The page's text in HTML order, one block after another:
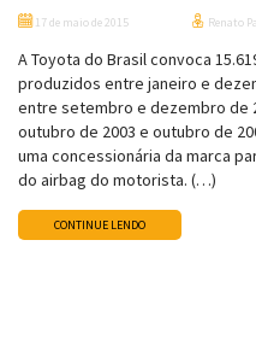
17 de maio de 2015 Renato
A Toyota do Brasil convoca
produzidos entre janeiro e
entre setembro e dezembro de
outubro de 2003 e outubro de
uma concessionária da marca
do airbag do motorista. (…)
CONTINUE LENDO